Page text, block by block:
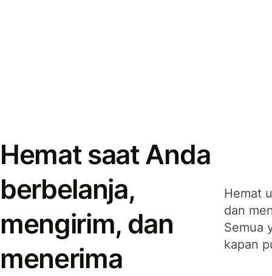
Hemat saat Anda
berbelanja,
mengirim, dan
menerima
Hemat
dan
Semua
kapan